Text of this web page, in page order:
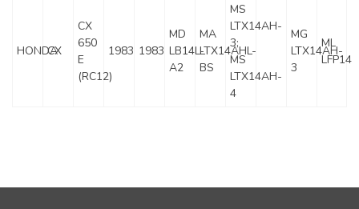
HONDA
CX
CX
650
E
(RC12)
1983 1983
MD
LB14L-
A2
MA
LTX14AHL-
BS
MS
LTX14AH-
3;
MS
LTX14AH-
4
MG
LTX14AH-
3
ML
LFP14